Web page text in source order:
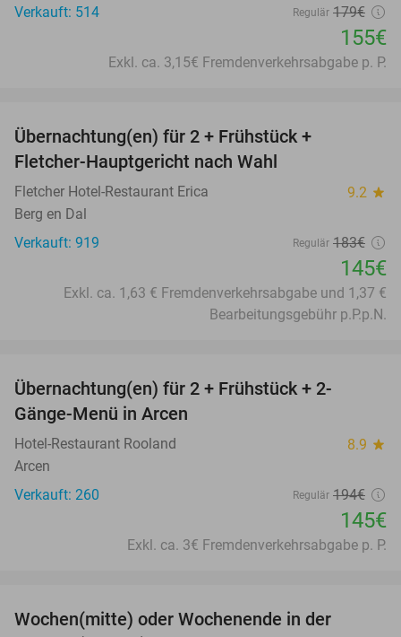
Verkauft: 514
Regulär 179€
155€
Exkl. ca. 3,15€ Fremdenverkehrsabgabe p. P.
Übernachtung(en) für 2 + Frühstück +
Fletcher-Hauptgericht nach Wahl
Fletcher Hotel-Restaurant Erica 9.2 star
Berg en Dal
Verkauft: 919
Regulär 183€
145€
Exkl. ca. 1,63 € Fremdenverkehrsabgabe und 1,37 €
Bearbeitungsgebühr p.P.p.N.
Übernachtung(en) für 2 + Frühstück + 2-
Gänge-Menü in Arcen
Hotel-Restaurant Rooland 8.9 star
Arcen
Verkauft: 260
Regulär 194€
145€
Exkl. ca. 3€ Fremdenverkehrsabgabe p. P.
Wochen(mitte) oder Wochenende in der